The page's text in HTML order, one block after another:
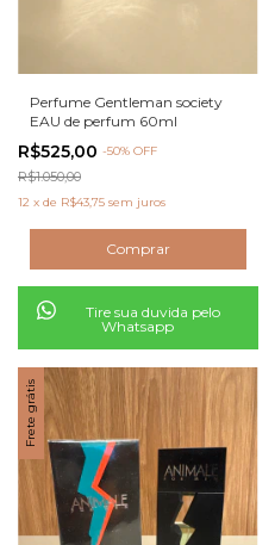
Perfume Gentleman society
EAU de perfum 60ml
R$525,00 -50% OFF
R$1.050,00
12 x de R$43,75 sem juros
Tire sua duvida pelo
Whatsapp
Frete grátis